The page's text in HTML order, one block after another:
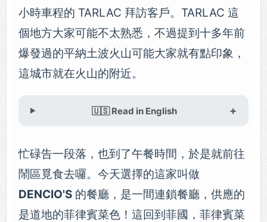
小時車程的 TARLAC 拜訪客戶。TARLAC 這
個地方大家可能不太熟悉，不過提到十多年前
爆發過的平納土波火山可能大家就有點印象，
這城市就在火山的附近。
🇺🇸 Read in English
忙碌告一段落，也到了午餐時間，於是就前往
鬧區覓食去囉。今天選擇的這家叫做
DENCIO'S 的餐廳，是一間連鎖餐廳，供應的
是道地的菲律賓菜色！這回到菲國，菲律賓菜